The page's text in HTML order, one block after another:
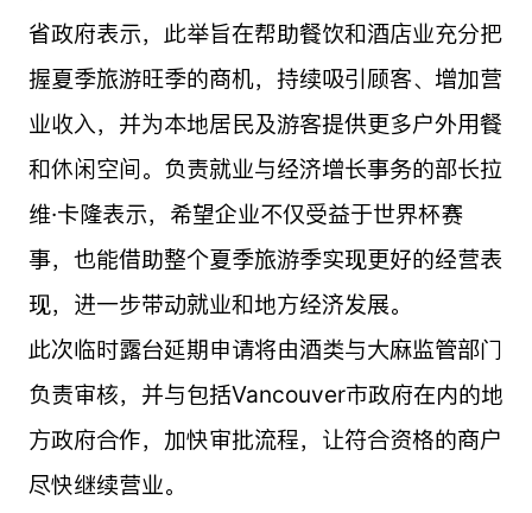
省政府表示，此举旨在帮助餐饮和酒店业充分把
握夏季旅游旺季的商机，持续吸引顾客、增加营
业收入，并为本地居民及游客提供更多户外用餐
和休闲空间。负责就业与经济增长事务的部长拉
维·卡隆表示，希望企业不仅受益于世界杯赛
事，也能借助整个夏季旅游季实现更好的经营表
现，进一步带动就业和地方经济发展。
此次临时露台延期申请将由酒类与大麻监管部门
负责审核，并与包括Vancouver市政府在内的地
方政府合作，加快审批流程，让符合资格的商户
尽快继续营业。